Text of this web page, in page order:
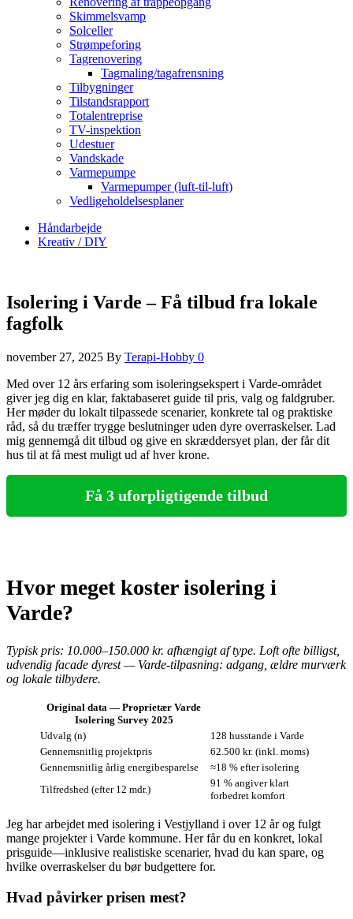
Skimmelsvamp
Solceller
Strømpeforing
Tagrenovering
Tagmaling/tagafrensning
Tilbygninger
Tilstandsrapport
Totalentreprise
TV-inspektion
Udestuer
Vandskade
Varmepumpe
Varmepumper (luft-til-luft)
Vedligeholdelsesplaner
Håndarbejde
Kreativ / DIY
Isolering i Varde – Få tilbud fra lokale
fagfolk
november 27, 2025 By Terapi-Hobby 0
Med over 12 års erfaring som isoleringsekspert i Varde-området
giver jeg dig en klar, faktabaseret guide til pris, valg og faldgruber.
Her møder du lokalt tilpassede scenarier, konkrete tal og praktiske
råd, så du træffer trygge beslutninger uden dyre overraskelser. Lad
mig gennemgå dit tilbud og give en skræddersyet plan, der får dit
hus til at få mest muligt ud af hver krone.
Få 3 uforpligtigende tilbud
Hvor meget koster isolering i
Varde?
Typisk pris: 10.000–150.000 kr. afhængigt af type. Loft ofte billigst,
udvendig facade dyrest — Varde‑tilpasning: adgang, ældre murværk
og lokale tilbydere.
Original data — Proprietær Varde
Isolering Survey 2025
Udvalg (n)
128 husstande i Varde
Gennemsnitlig projektpris
62.500 kr. (inkl. moms)
Gennemsnitlig årlig energibesparelse
≈18 % efter isolering
Tilfredshed (efter 12 mdr.)
91 % angiver klart
forbedret komfort
Jeg har arbejdet med isolering i Vestjylland i over 12 år og fulgt
mange projekter i Varde kommune. Her får du en konkret, lokal
prisguide—inklusive realistiske scenarier, hvad du kan spare, og
hvilke overraskelser du bør budgettere for.
Hvad påvirker prisen mest?